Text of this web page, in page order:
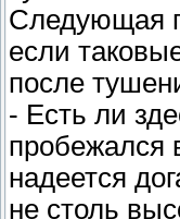
Следующая
если
после
- Есть ли
пробежался
надеется
не столь